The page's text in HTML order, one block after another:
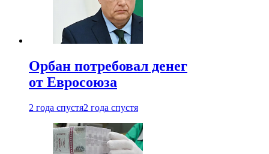
Орбан потребовал денег
от Евросоюза
2 года спустя2 года спустя